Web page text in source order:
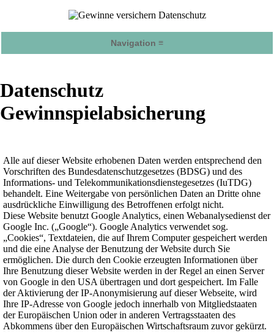
Navigation ≡
Datenschutz
Gewinnspielabsicherung
Alle auf dieser Website erhobenen Daten werden entsprechend den
Vorschriften des Bundesdatenschutzgesetzes (BDSG) und des
Informations- und Telekommunikationsdienstegesetzes (IuTDG)
behandelt. Eine Weitergabe von persönlichen Daten an Dritte ohne
ausdrückliche Einwilligung des Betroffenen erfolgt nicht.
Diese Website benutzt Google Analytics, einen Webanalysedienst der
Google Inc. („Google“). Google Analytics verwendet sog.
„Cookies“, Textdateien, die auf Ihrem Computer gespeichert werden
und die eine Analyse der Benutzung der Website durch Sie
ermöglichen. Die durch den Cookie erzeugten Informationen über
Ihre Benutzung dieser Website werden in der Regel an einen Server
von Google in den USA übertragen und dort gespeichert. Im Falle
der Aktivierung der IP-Anonymisierung auf dieser Webseite, wird
Ihre IP-Adresse von Google jedoch innerhalb von Mitgliedstaaten
der Europäischen Union oder in anderen Vertragsstaaten des
Abkommens über den Europäischen Wirtschaftsraum zuvor gekürzt.